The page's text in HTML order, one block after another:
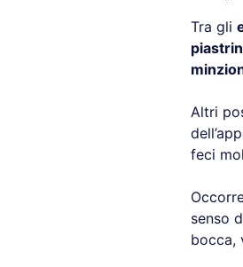
Tra gli
Altri
feci
senso
bocca,